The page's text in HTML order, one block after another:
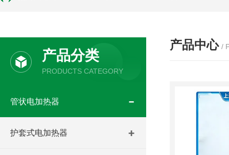
产品分类
PRODUCTS CATEGORY
管状电加热器
护套式电加热器
产品中心 /